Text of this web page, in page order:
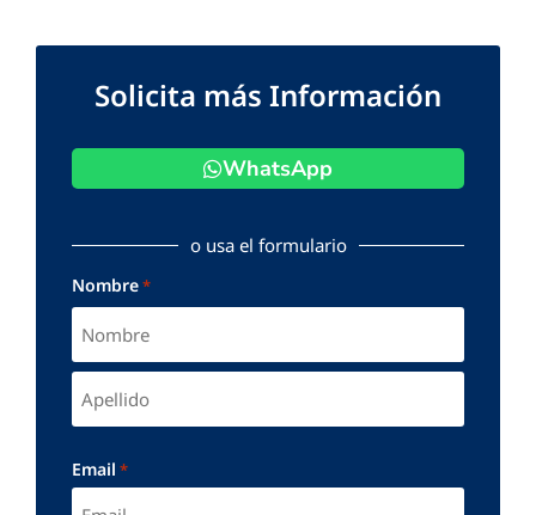
Solicita más Información
WhatsApp
o usa el formulario
Nombre*
Email *